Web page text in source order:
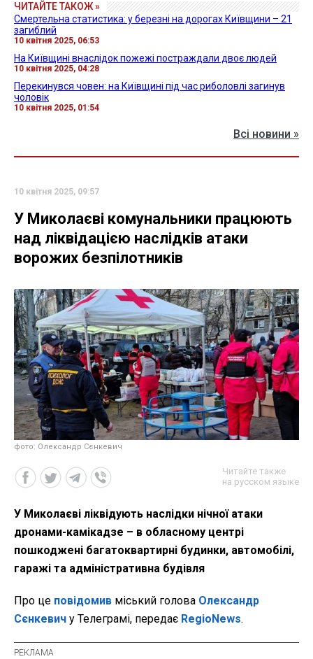
ЧИТАЙТЕ ТАКОЖ »
Смертельна статистика: у березні на дорогах Київщини – 21
загиблий
10 квітня 2025, 06:53
На Київщині внаслідок пожежі постраждали двоє людей
10 квітня 2025, 04:28
Перекинувся човен: на Київщині під час риболовлі загинув
чоловік
10 квітня 2025, 01:54
Всі новини »
10 квітня 2025, 09:57
У Миколаєві комунальники працюють
над ліквідацією наслідків атаки
ворожих безпілотників
фото: Олександр Сєнкевич
Читайте также
на русском языке
У Миколаєві ліквідують наслідки нічної атаки
дронами-камікадзе – в обласному центрі
пошкоджені багатоквартирні будинки, автомобілі,
гаражі та адміністративна будівля
Про це повідомив міський голова Олександр
Сєнкевич у Телеграмі, передає RegioNews.